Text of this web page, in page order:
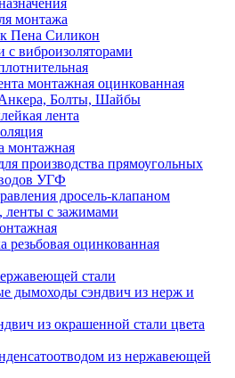
монтажа
Пена Силикон
с виброизоляторами
монтажная оцинкованная
Болты, Шайбы
лента
монтажная
производства прямоугольных
УГФ
дросель-клапаном
ленты с зажимами
резьбовая оцинкованная
стали
дымоходы сэндвич из нерж и
из окрашенной стали цвета
из нержавеющей